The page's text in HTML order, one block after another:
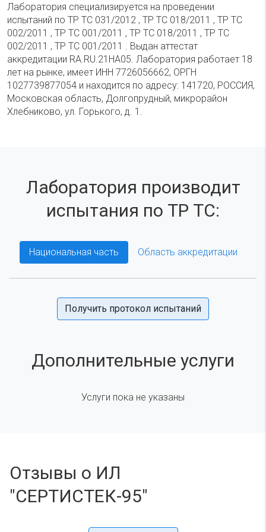
Лаборатория специализируется на проведении
испытаний по ТР ТС 031/2012 , ТР ТС 018/2011 , ТР ТС
002/2011 , ТР ТС 001/2011 , ТР ТС 018/2011 , ТР ТС
002/2011 , ТР ТС 001/2011 . Выдан аттестат
аккредитации RA.RU.21НА05. Лаборатория работает 18
лет на рынке, имеет ИНН 7726056662, ОРГН
1027739877054 и находится по адресу: 141720, РОССИЯ,
Московская область, Долгопрудный, микрорайон
Хлебниково, ул. Горького, д. 1.
Лаборатория производит
испытания по ТР ТС:
Национальная часть Область аккредитации
Получить протокол испытаний
Дополнительные услуги
Услуги пока не указаны
Отзывы о ИЛ
"СЕРТИСТЕК-95"